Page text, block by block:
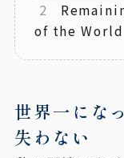
2
of the World
世界一にな
失わない